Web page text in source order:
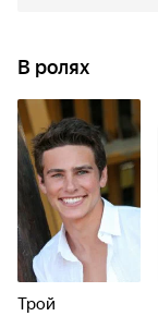
В ролях
Трой